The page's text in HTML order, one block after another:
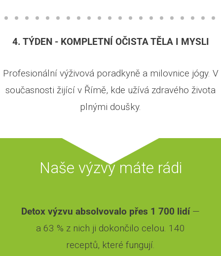
4. TÝDEN - KOMPLETNÍ OČISTA TĚLA I MYSLI
Profesionální výživová poradkyně a milovnice jógy. V
současnosti žijící v Římě, kde užívá zdravého života
plnými doušky.
Naše výzvy máte rádi
Detox výzvu absolvovalo přes 1 700 lidí—
a 63 % z nich ji dokončilo celou. 140
receptů, které fungují.